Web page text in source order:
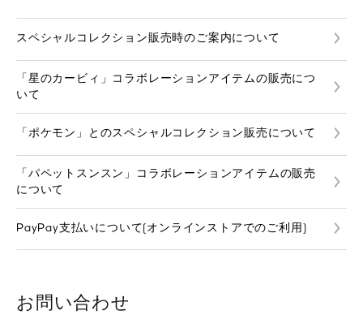
スペシャルコレクション販売時のご案内について
「星のカービィ」コラボレーションアイテムの販売につ
いて
「ポケモン」とのスペシャルコレクション販売について
「パペットスンスン」コラボレーションアイテムの販売
について
PayPay支払いについて(オンラインストアでのご利用)
お問い合わせ